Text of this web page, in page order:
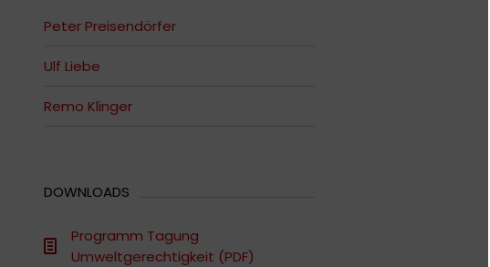
Peter Preisendörfer
Ulf Liebe
Remo Klinger
DOWNLOADS
Programm Tagung
Umweltgerechtigkeit (PDF)